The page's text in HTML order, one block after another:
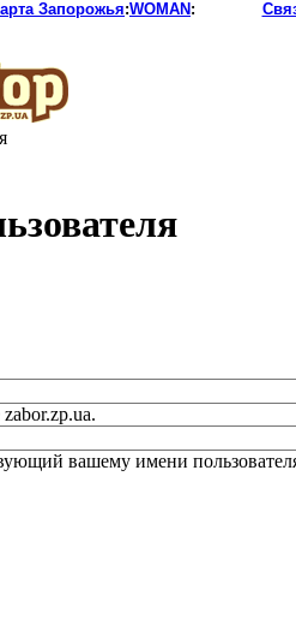
Запорожья:WOMAN :
вашему имени